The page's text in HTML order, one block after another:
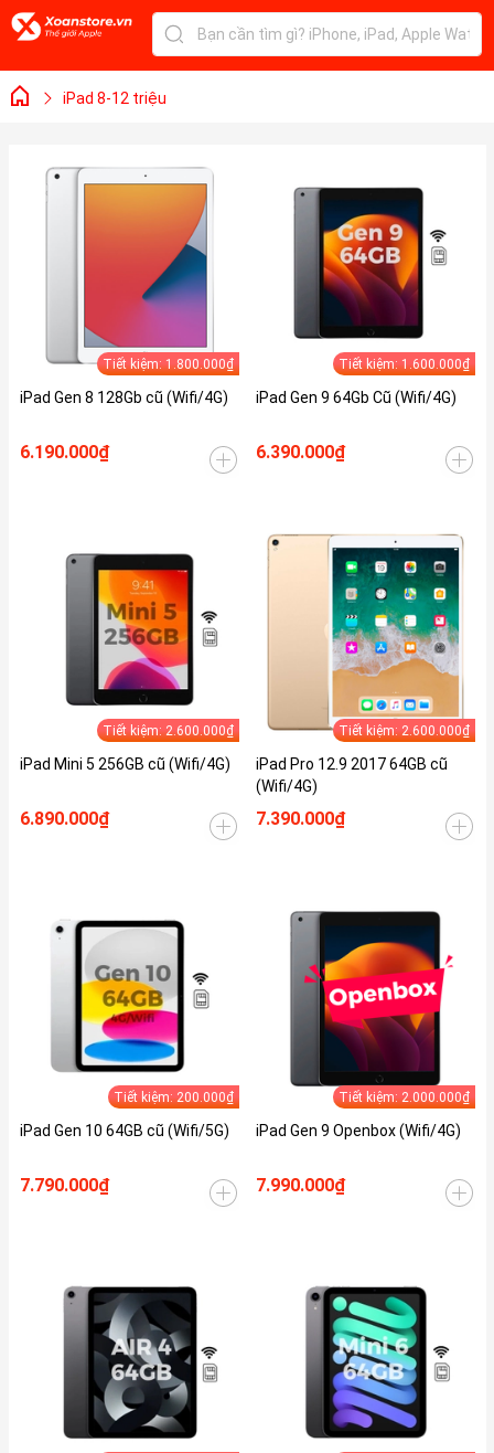
iPad 8-12 triệu
Tiết kiệm: 1.800.000₫
iPad Gen 8 128Gb cũ (Wifi/4G)
6.190.000₫
Tiết kiệm: 1.600.000₫
iPad Gen 9 64Gb Cũ (Wifi/4G)
6.390.000₫
Tiết kiệm: 2.600.000₫
iPad Mini 5 256GB cũ (Wifi/4G)
6.890.000₫
Tiết kiệm: 2.600.000₫
iPad Pro 12.9 2017 64GB cũ
(Wifi/4G)
7.390.000₫
Tiết kiệm: 200.000₫
iPad Gen 10 64GB cũ (Wifi/5G)
7.790.000₫
Tiết kiệm: 2.000.000₫
iPad Gen 9 Openbox (Wifi/4G)
7.990.000₫